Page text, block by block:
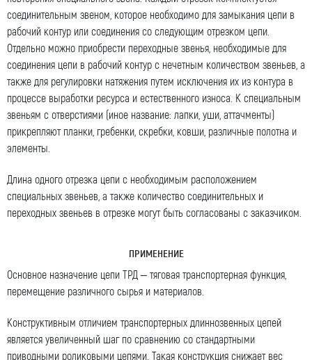
соединительным звеном, которое необходимо для замыкания цепи в
рабочий контур или соединения со следующим отрезком цепи.
Отдельно можно приобрести переходные звенья, необходимые для
соединения цепи в рабочий контур с нечетным количеством звеньев, а
также для регулировки натяжения путем исключения их из контура в
процессе выработки ресурса и естественного износа. К специальным
звеньям с отверстиями (иное название: лапки, уши, аттачменты)
прикрепляют планки, гребенки, скребки, ковши, различные полотна и
элементы.
Длина одного отрезка цепи с необходимым расположением
специальных звеньев, а также количество соединительных и
переходных звеньев в отрезке могут быть согласованы с заказчиком.
ПРИМЕНЕНИЕ
Основное назначение цепи ТРД – тяговая транспортерная функция,
перемещение различного сырья и материалов.
Конструктивным отличием транспортерных длиннозвенных цепей
является увеличенный шаг по сравнению со стандартными
приводными роликовыми цепями. Такая конструкция снижает вес
Ваше сообщение
Я даю согласие на обработку моих персональных
Посмотреть текст согласия